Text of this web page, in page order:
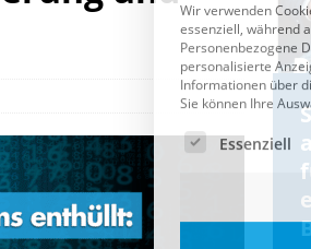
& Ampel wollen nach
wieder Afghanen
Zeit für ein
und die CDU
Cookie-Details